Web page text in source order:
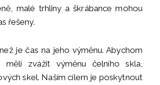
malé trhliny a škrábance mohou
řešeny.
je čas na jeho výměnu. Abychom
zvážit výměnu čelního skla,
skel. Naším cílem je poskytnout